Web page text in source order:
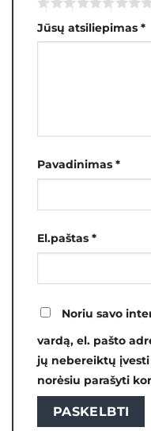
Jūsų atsiliepimas *
Pavadinimas *
El.paštas *
Noriu savo
vardą, el. pašto
jų nebereiktų
norėsiu parašyti